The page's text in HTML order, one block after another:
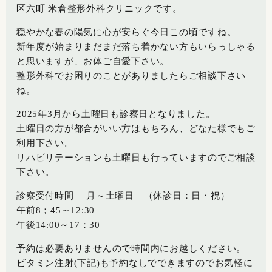
区六町 米倉整形外科クリニックです。
穏やかな春の陽気に心が安らぐ今日この頃ですね。
新年度が始まりまだまだ落ち着かない方もいらっしゃる
と思いますが、お体ご自愛下さい。
整形外科でお困りのことがありましたらご相談下さい
ね。
2025年3月から土曜日も診察日となりました。
土曜日の方が都合がいい方はもちろん、どなた様でもご
利用下さい。
リハビリテーションも土曜日も行っていますのでご相談
下さい。
診察受付時間 月～土曜日 （休診日：日・祝）
午前8；45～12:30
午後14:00～17：30
予約は必要ありませんので時間内にお越しください。
ビタミン注射(下記)も予約なしでできますのでお気軽に